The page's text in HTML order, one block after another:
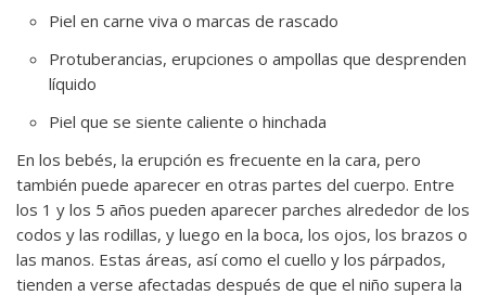
Piel en carne viva o marcas de rascado
Protuberancias, erupciones o ampollas que desprenden
líquido
Piel que se siente caliente o hinchada
En los bebés, la erupción es frecuente en la cara, pero
también puede aparecer en otras partes del cuerpo. Entre
los 1 y los 5 años pueden aparecer parches alrededor de los
codos y las rodillas, y luego en la boca, los ojos, los brazos o
las manos. Estas áreas, así como el cuello y los párpados,
tienden a verse afectadas después de que el niño supera la